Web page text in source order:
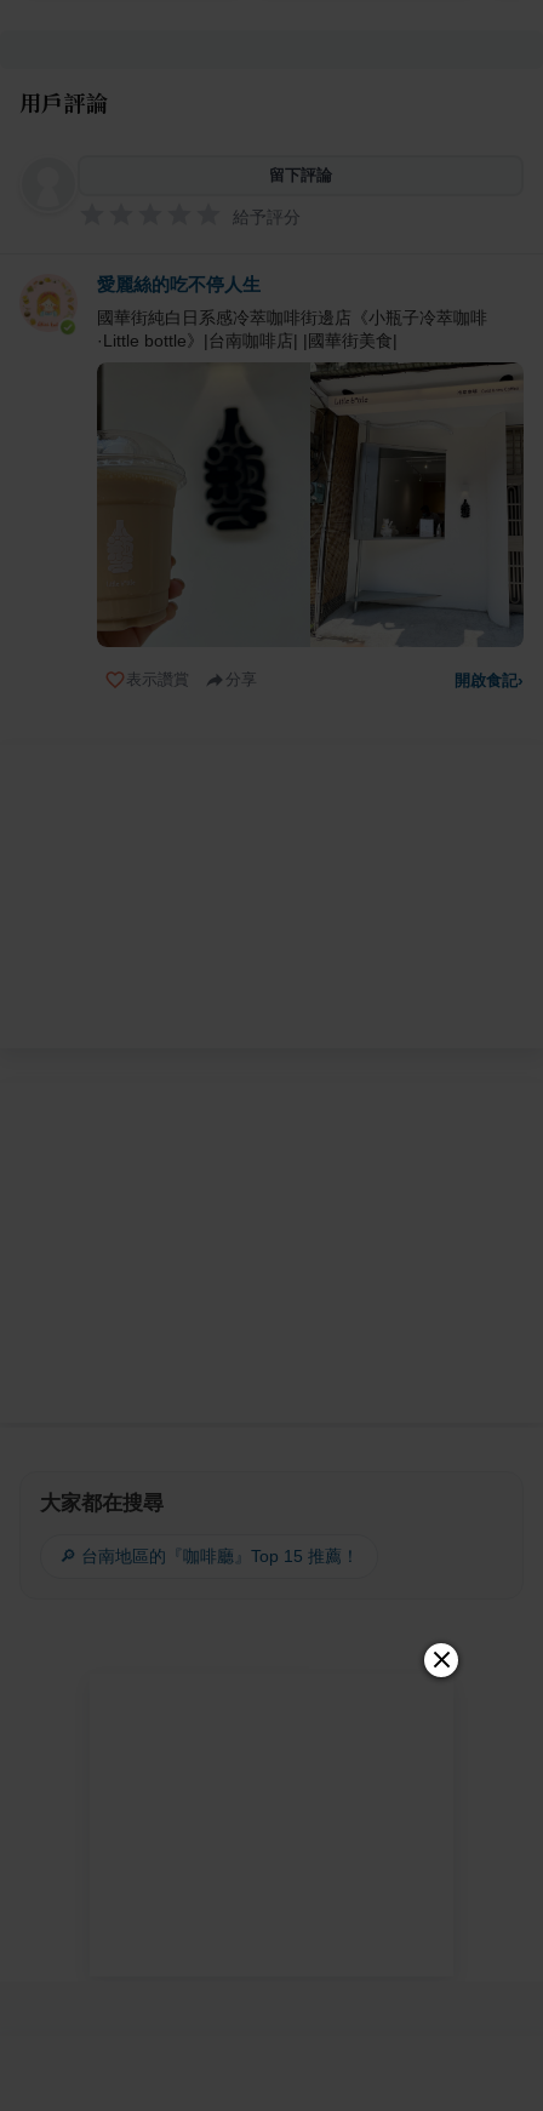
用戶評論
留下評論
給予評分
愛麗絲的吃不停人生
國華街純白日系感冷萃咖啡街邊店《小瓶子冷萃咖啡
·Little bottle》|台南咖啡店| |國華街美食|
表示讚賞 分享 開啟食記›
大家都在搜尋
🔎 台南地區的『咖啡廳』Top 15 推薦！